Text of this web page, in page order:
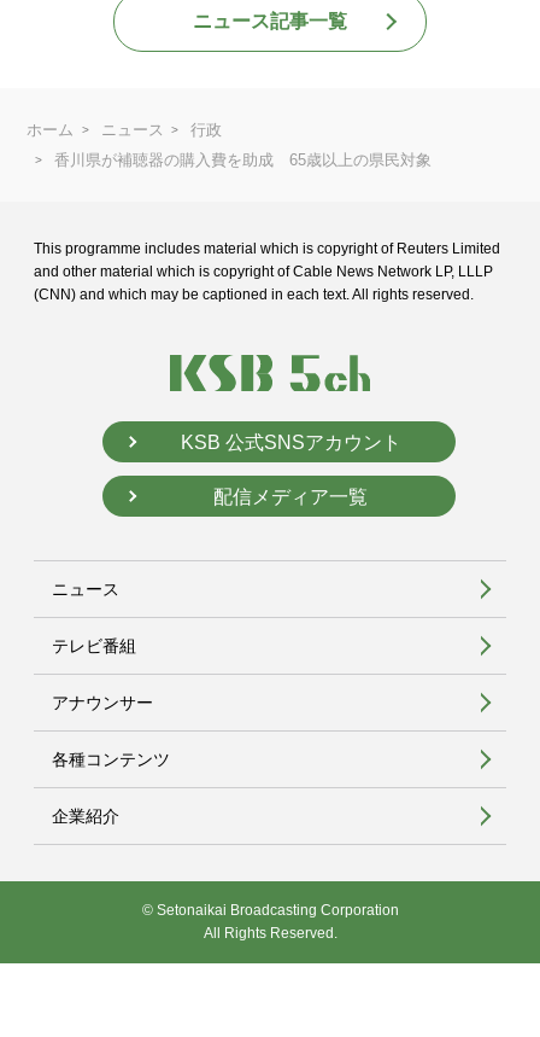
ニュース記事一覧
ホーム ニュース
行政
香川県が補聴器の購入費を助成 65歳以上の県民対象
This programme includes material which is copyright of Reuters Limited
and other material which is copyright of Cable News Network LP, LLLP
(CNN) and which may be captioned in each text. All rights reserved.
KSB 公式SNSアカウント
配信メディア一覧
ニュース
テレビ番組
アナウンサー
各種コンテンツ
企業紹介
© Setonaikai Broadcasting Corporation
All Rights Reserved.